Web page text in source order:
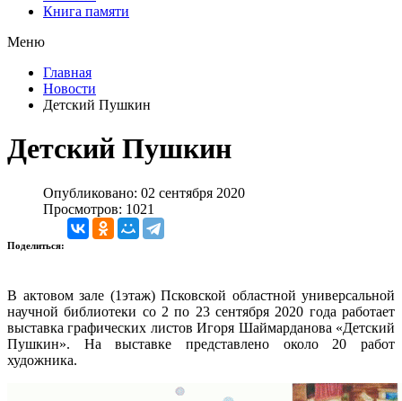
Книга памяти
Меню
Главная
Новости
Детский Пушкин
Детский Пушкин
Опубликовано: 02 сентября 2020
Просмотров: 1021
Поделиться:
В актовом зале (1этаж) Псковской областной универсальной
научной библиотеки со 2 по 23 сентября 2020 года работает
выставка графических листов Игоря Шаймарданова «Детский
Пушкин». На выставке представлено около 20 работ
художника.